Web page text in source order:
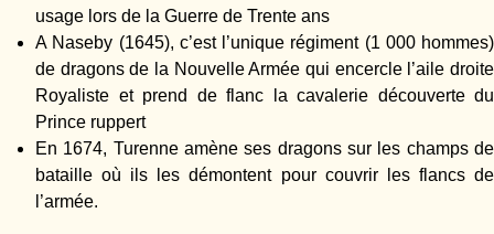
usage lors de la Guerre de Trente ans
A Naseby (1645), c’est l’unique régiment (1 000 hommes)
de dragons de la Nouvelle Armée qui encercle l’aile droite
Royaliste et prend de flanc la cavalerie découverte du
Prince ruppert
En 1674, Turenne amène ses dragons sur les champs de
bataille où ils les démontent pour couvrir les flancs de
l’armée.